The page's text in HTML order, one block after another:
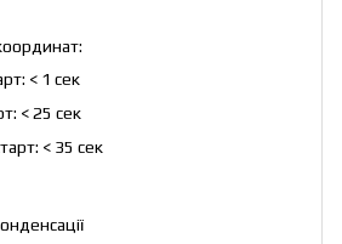
< 1 сек
< 25 сек
< 35 сек